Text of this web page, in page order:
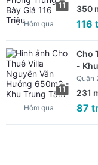
11 350
116
Hôm qua
11
Cho
-
Quận
231
87
Hôm qua